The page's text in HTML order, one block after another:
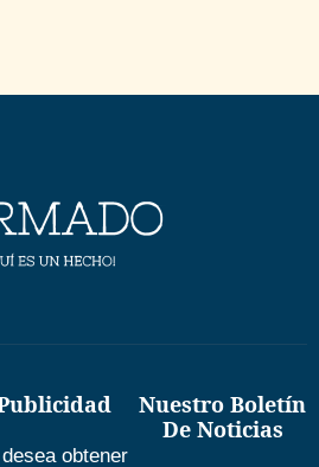
obtener
Nuestro Boletín
De Noticias